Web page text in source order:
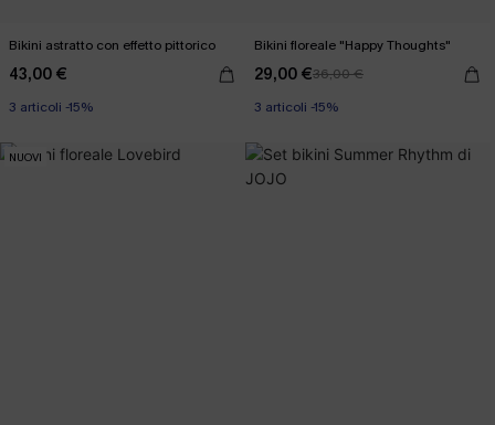
Bikini astratto con effetto pittorico
43,00 €
3 articoli -15%
Bikini floreale "Happy Thoughts"
29,00 €36,00 €
3 articoli -15%
NUOVI